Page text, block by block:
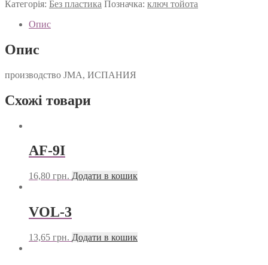
Категорія: Без пластика Позначка: ключ тойота
Опис
Опис
производство JMA, ИСПАНИЯ
Схожі товари
AF-9I
16,80 грн. Додати в кошик
VOL-3
13,65 грн. Додати в кошик